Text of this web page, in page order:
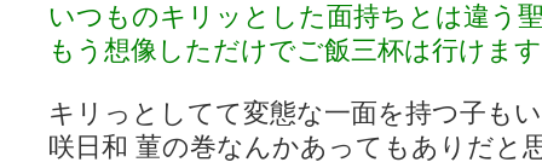
いつものキリッとした面持ちとは違う
もう想像しただけでご飯三杯は行けま
キリっとしてて変態な一面を持つ子も
咲日和 菫の巻なんかあってもありだと